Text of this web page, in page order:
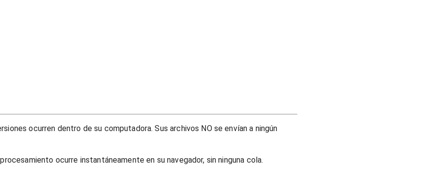
ocurren dentro de su computadora. Sus archivos NO se envían a ningún
ocurre instantáneamente en su navegador, sin ninguna cola.